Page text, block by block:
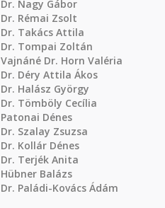
Dr. Nagy Gábor
Dr. Rémai Zsolt
Dr. Takács Attila
Dr. Tompai Zoltán
Vajnáné Dr. Horn Valéria
Dr. Déry Attila Ákos
Dr. Halász György
Dr. Tömböly Cecília
Patonai Dénes
Dr. Szalay Zsuzsa
Dr. Kollár Dénes
Dr. Terjék Anita
Hübner Balázs
Dr. Paládi-Kovács Ádám